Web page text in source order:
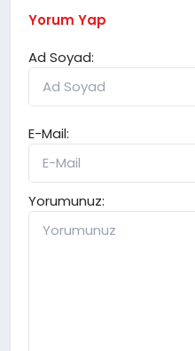
Yorum Yap
Ad Soyad:
E-Mail:
Yorumunuz: